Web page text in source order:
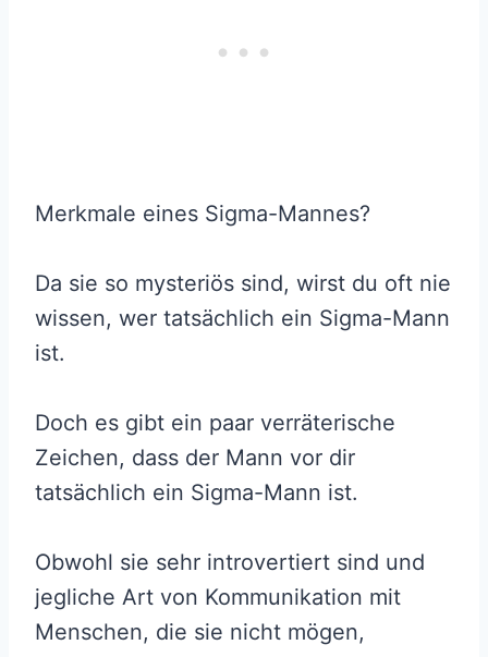
Merkmale eines Sigma-Mannes?
Da sie so mysteriös sind, wirst du oft nie
wissen, wer tatsächlich ein Sigma-Mann
ist.
Doch es gibt ein paar verräterische
Zeichen, dass der Mann vor dir
tatsächlich ein Sigma-Mann ist.
Obwohl sie sehr introvertiert sind und
jegliche Art von Kommunikation mit
Menschen, die sie nicht mögen,